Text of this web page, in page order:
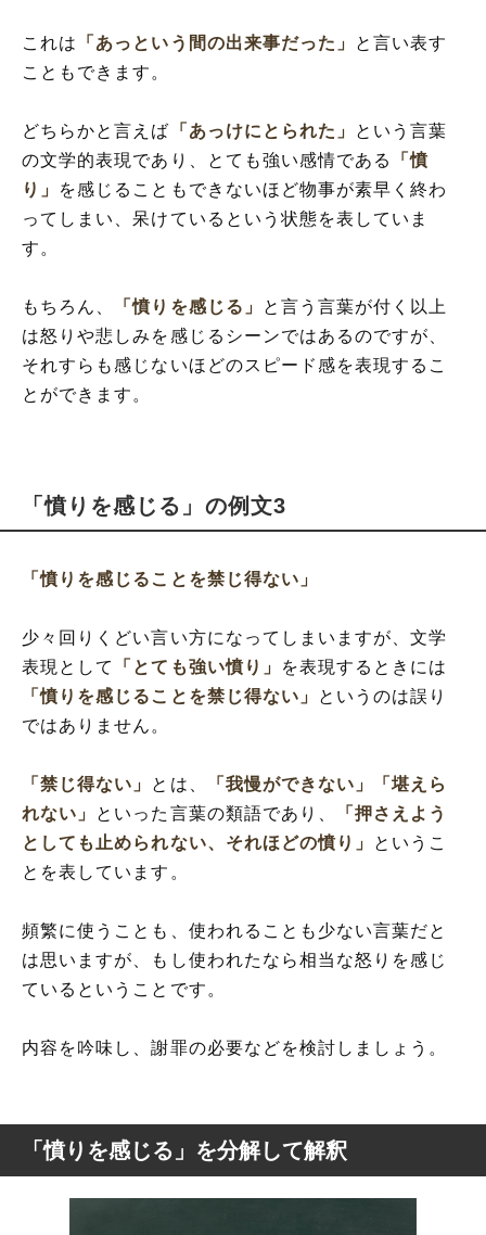
これは 「あっという間の出来事だった」
と言い表す
こともできます。
どちらかと言えば 「あっけにとられた」
という言葉
の文学的表現であり、とても強い感情である
「憤
り」
を感じることもできないほど物事が素早く終わ
ってしまい、呆けているという状態を表していま
す。
もちろん、 「憤りを感じる」
と言う言葉が付く以上
は怒りや悲しみを感じるシーンではあるのですが、
それすらも感じないほどのスピード感を表現するこ
とができます。
「憤りを感じる」の例文3
「憤りを感じることを禁じ得ない」
少々回りくどい言い方になってしまいますが、文学
表現として
「とても強い憤り」
を表現するときには
「憤りを感じることを禁じ得ない」
というのは誤り
ではありません。
「禁じ得ない」 とは、 「我慢ができない」
「堪えら
れない」
といった言葉の類語であり、
「押さえよう
としても止められない、それほどの憤り」
というこ
とを表しています。
頻繁に使うことも、使われることも少ない言葉だと
は思いますが、もし使われたなら相当な怒りを感じ
ているということです。
内容を吟味し、謝罪の必要などを検討しましょう。
「憤りを感じる」を分解して解釈